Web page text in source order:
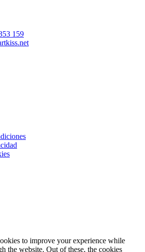
159
to improve your experience while
the website. Out of these, the cookies